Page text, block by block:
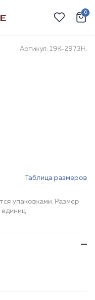
0
Артикул: 19К-2973Н.
Таблица размеров
упаковками. Размер
единиц